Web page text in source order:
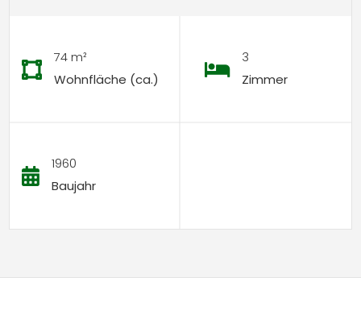
74 m²
Wohnfläche (ca.)
3
Zimmer
1960
Baujahr